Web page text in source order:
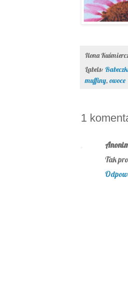
Ilona
Labels:
muffiny, owoce
1
Tak